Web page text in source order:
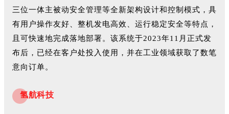
三位一体主被动安全管理等全新架构设计和控制模式，具
有用户操作友好、整机发电高效、运行稳定安全等特点，
且可快速地完成落地部署。 该系统于2023年11月正式发
布后，已经在客户处投入使用，并在工业领域获取了数笔
意向订单。
氢航科技